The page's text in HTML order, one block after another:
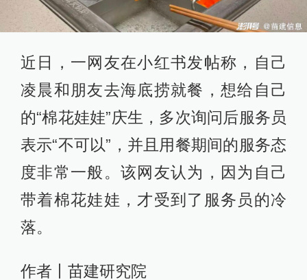
近日，一网友在小红书发帖称，自己
凌晨和朋友去海底捞就餐，想给自己
的“棉花娃娃”庆生，多次询问后服务员
表示“不可以”，并且用餐期间的服务态
度非常一般。该网友认为，因为自己
带着棉花娃娃，才受到了服务员的冷
落。
作者丨苗建研究院